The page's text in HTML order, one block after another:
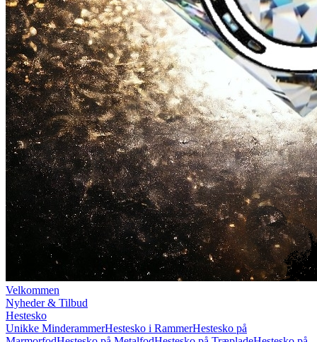
Velkommen
Nyheder & Tilbud
Hestesko
Unikke MinderammerHestesko i RammerHestesko på